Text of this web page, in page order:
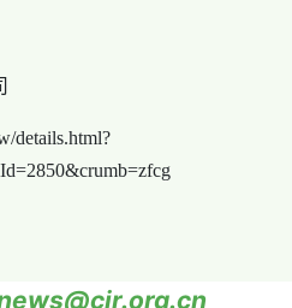
details.html?